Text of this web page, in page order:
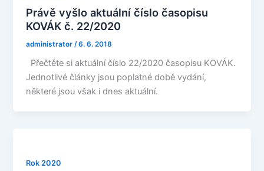
Právě vyšlo aktuální číslo časopisu
KOVÁK č. 22/2020
administrator /6. 6. 2018
Přečtěte si aktuální číslo 22/2020 časopisu KOVÁK.
Jednotlivé články jsou poplatné době vydání,
některé jsou však i dnes aktuální.
Rok 2020